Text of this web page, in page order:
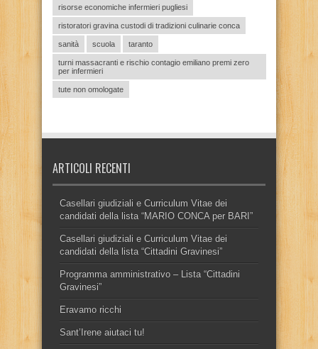
risorse economiche infermieri pugliesi
ristoratori gravina custodi di tradizioni culinarie conca
sanità scuola taranto
turni massacranti e rischio contagio emiliano premi zero
per infermieri
tute non omologate
ARTICOLI RECENTI
Casellari giudiziali e Curriculum Vitae dei
candidati della lista “MARIO CONCA per BARI”
Casellari giudiziali e Curriculum Vitae dei
candidati della lista “Cittadini Gravinesi”
Programma amministrativo – Lista “Cittadini
Gravinesi”
Eravamo ricchi
Sant’Irene aiutaci tu!